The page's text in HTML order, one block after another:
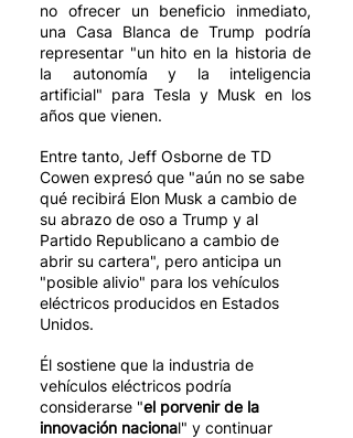
no ofrecer un beneficio inmediato,
una Casa Blanca de Trump podría
representar "un hito en la historia de
la autonomía y la inteligencia
artificial" para Tesla y Musk en los
años que vienen.
Entre tanto, Jeff Osborne de TD
Cowen expresó que "aún no se sabe
qué recibirá Elon Musk a cambio de
su abrazo de oso a Trump y al
Partido Republicano a cambio de
abrir su cartera", pero anticipa un
"posible alivio" para los vehículos
eléctricos producidos en Estados
Unidos.
Él sostiene que la industria de
vehículos eléctricos podría
considerarse "el porvenir de la
innovación nacional" y continuar